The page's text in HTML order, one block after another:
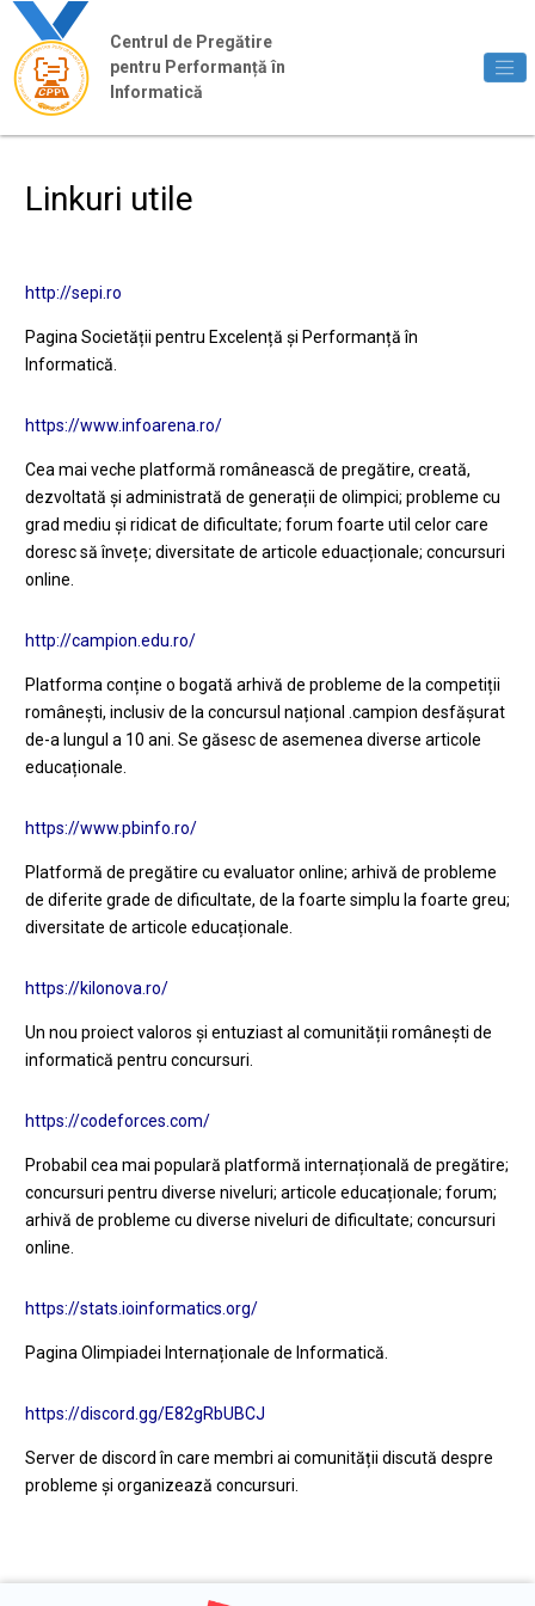
Jump to main content
Centrul de Pregătire
pentru Performanță în
Informatică
Linkuri utile
http://sepi.ro
Pagina Societății pentru Excelență și Performanță în
Informatică.
https://www.infoarena.ro/
Cea mai veche platformă românească de pregătire, creată,
dezvoltată și administrată de generații de olimpici; probleme cu
grad mediu și ridicat de dificultate; forum foarte util celor care
doresc să învețe; diversitate de articole eduacționale; concursuri
online.
http://campion.edu.ro/
Platforma conține o bogată arhivă de probleme de la competiții
românești, inclusiv de la concursul național .campion desfășurat
de-a lungul a 10 ani. Se găsesc de asemenea diverse articole
educaționale.
https://www.pbinfo.ro/
Platformă de pregătire cu evaluator online; arhivă de probleme
de diferite grade de dificultate, de la foarte simplu la foarte greu;
diversitate de articole educaționale.
https://kilonova.ro/
Un nou proiect valoros și entuziast al comunității românești de
informatică pentru concursuri.
https://codeforces.com/
Probabil cea mai populară platformă internațională de pregătire;
concursuri pentru diverse niveluri; articole educaționale; forum;
arhivă de probleme cu diverse niveluri de dificultate; concursuri
online.
https://stats.ioinformatics.org/
Pagina Olimpiadei Internaționale de Informatică.
https://discord.gg/E82gRbUBCJ
Server de discord în care membri ai comunității discută despre
probleme și organizează concursuri.